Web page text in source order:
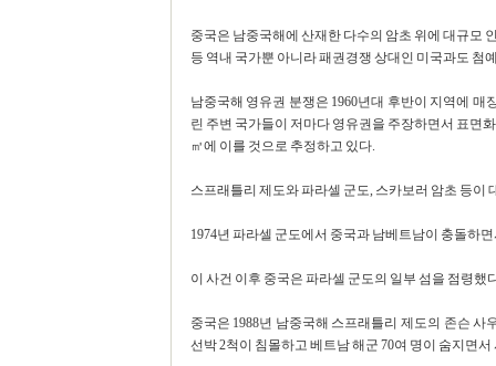
중국은 남중국해에 산재한 다수의 암초 위에 대규모
등 역내 국가뿐 아니라 패권경쟁 상대인 미국과도 첨
남중국해 영유권 분쟁은 1960년대 후반이 지역에
린 주변 국가들이 저마다 영유권을 주장하면서 표면
㎥에 이를 것으로 추정하고 있다.
스프래틀리 제도와 파라셀 군도, 스카보러 암초 등이
1974년 파라셀 군도에서 중국과 남베트남이 충돌하
이 사건 이후 중국은 파라셀 군도의 일부 섬을 점령했
중국은 1988년 남중국해 스프래틀리 제도의 존슨
선박 2척이 침몰하고 베트남 해군 70여 명이 숨지면